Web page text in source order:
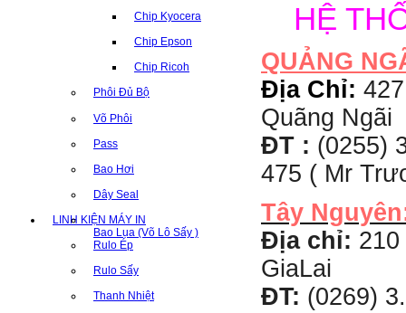
Chip Kyocera
Chip Epson
Chip Ricoh
Phôi Đủ Bộ
Võ Phôi
Pass
Bao Hơi
Dây Seal
LINH KIỆN MÁY IN
Bao Lụa (Võ Lô Sấy )
Rulo Ép
Rulo Sấy
Thanh Nhiệt
HỆ
QUẢNG
Địa Chỉ:
Quãng Ngãi
ĐT : (0255)
475 ( Mr
Tây
Địa chỉ:
GiaLai
ĐT: (0269)